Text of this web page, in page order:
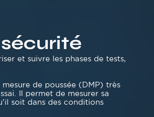
et suivre les phases de tests,
de poussée (DMP) très
Il permet de mesurer sa
soit dans des conditions